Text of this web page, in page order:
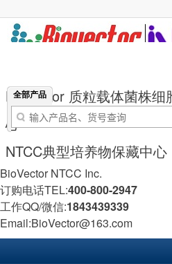
BioVector 质粒载体菌株
心
NTCC典型培养物保藏中心
全部产品
BioVector NTCC Inc.
订购电话TEL:400-800-2947
工作QQ/微信:1843439339
Email:BioVector@163.com